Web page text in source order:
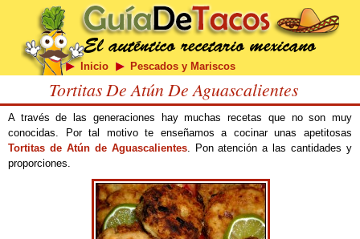
Inicio Pescados y Mariscos
Tortitas De Atún De Aguascalientes
A través de las generaciones hay muchas recetas que no son muy
conocidas. Por tal motivo te enseñamos a cocinar unas apetitosas
Tortitas de Atún de Aguascalientes. Pon atención a las cantidades y
proporciones.